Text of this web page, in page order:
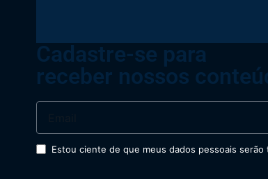
Cadastre-se para
receber nossos
Estou ciente de que meus dados pessoais